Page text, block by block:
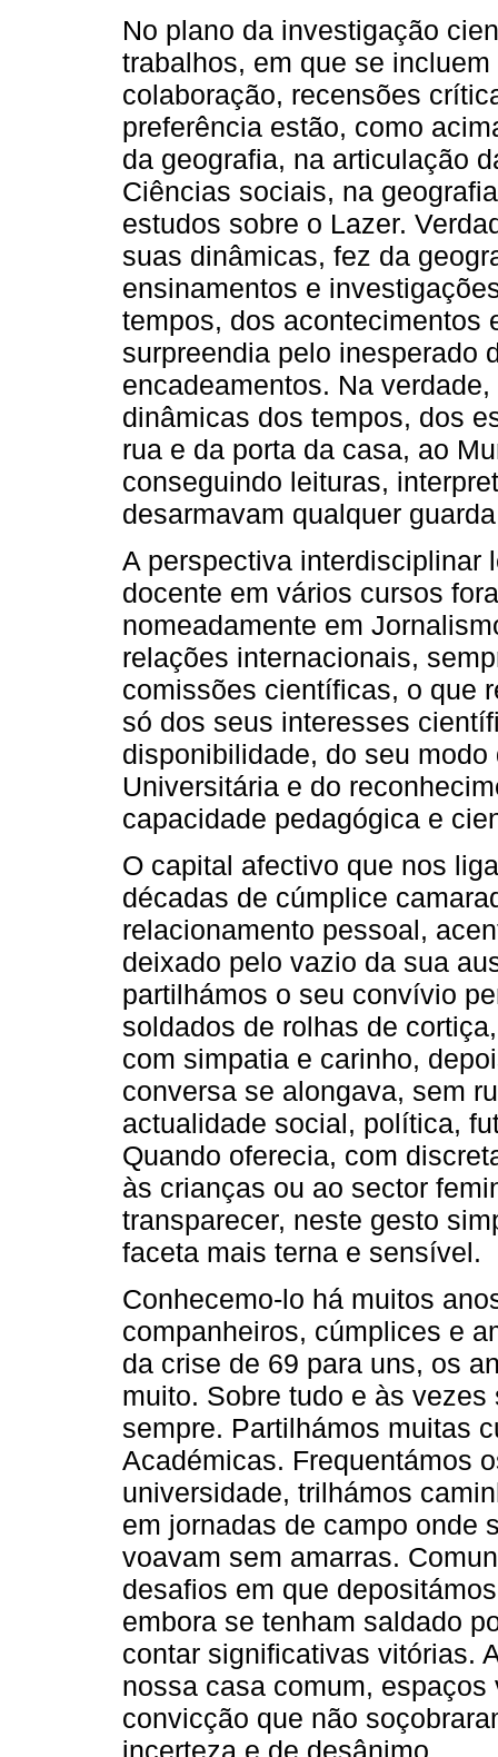
No plano da investigação
trabalhos, em que se
colaboração, recensões
preferência estão, como
da geografia, na articulação
Ciências sociais, na
estudos sobre o Lazer.
suas dinâmi­cas, fez da
ensinamentos e
tempos, dos acontecimentos
surpreendia pelo inesperado
encadeamentos. Na
dinâmicas dos tempos, dos
rua e da porta da casa, ao
conseguindo leituras,
desarmavam qualquer
A perspectiva interdisciplinar
docente em vários cursos
nomeadamente em
relações internacionais,
comissões científicas, o que
só dos seus interesses
disponibilidade, do seu
Universitária e do
capacidade pedagógica e
O capital afectivo que nos
décadas de cúmplice
relacionamento pessoal,
deixado pelo vazio da sua
partilhámos o seu convívio
soldados de rolhas de
com simpatia e carinho,
conversa se alongava, sem
actualidade social, política,
Quando oferecia, com
às crianças ou ao sector
transparecer, neste gesto
faceta mais terna e sensível.
Conhecemo-lo há muitos
companheiros, cúmplices e
da crise de 69 para uns, os
muito. Sobre tudo e às
sempre. Partilhámos muitas
Académicas. Frequentámos
universidade, trilhámos
em jornadas de campo onde
voavam sem amarras.
desafios em que
embora se tenham saldado
contar significativas vitórias.
nossa casa comum,
convicção que não